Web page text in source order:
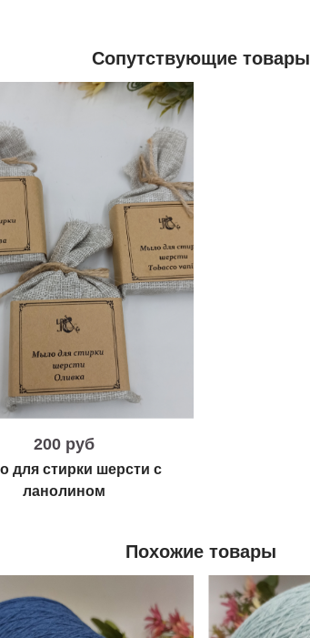
Сопутствующие товары
200 руб
для стирки шерсти с
ланолином
Похожие товары